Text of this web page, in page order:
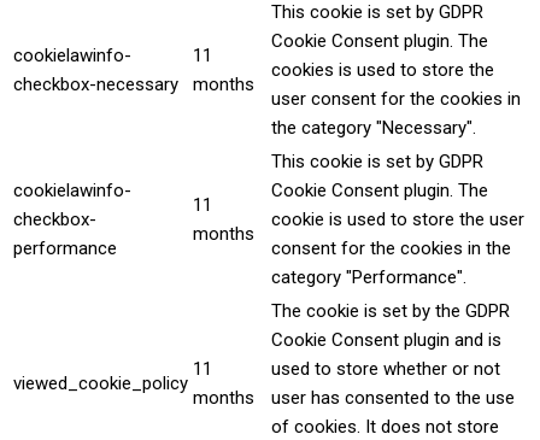
cookielawinfo-
checkbox-necessary
11
months
This cookie is set by GDPR
Cookie Consent plugin. The
cookies is used to store the
user consent for the cookies in
the category "Necessary".
cookielawinfo-
checkbox-
performance
11
months
This cookie is set by GDPR
Cookie Consent plugin. The
cookie is used to store the user
consent for the cookies in the
category "Performance".
viewed_cookie_policy
11
months
The cookie is set by the GDPR
Cookie Consent plugin and is
used to store whether or not
user has consented to the use
of cookies. It does not store